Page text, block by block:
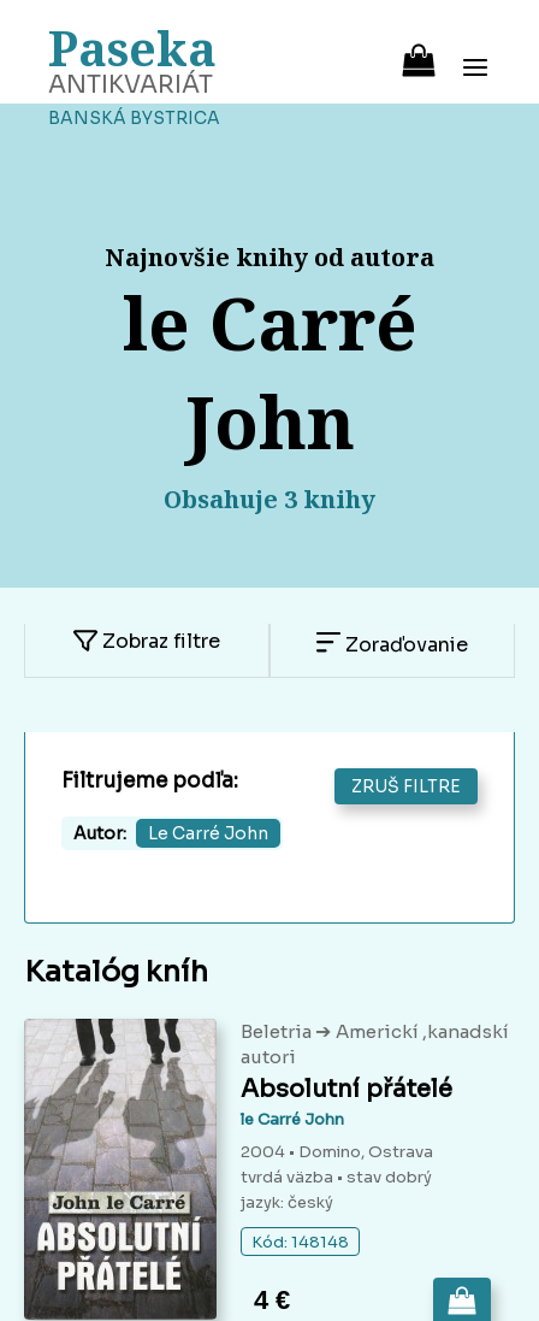
Paseka
ANTIKVARIÁT
BANSKÁ BYSTRICA
Najnovšie knihy od autora
le Carré
John
Obsahuje 3 knihy
Zobraz filtre Zoraďovanie
Filtrujeme podľa: ZRUŠ FILTRE
Autor: Le Carré John
Katalóg kníh
Beletria ➔ Americkí ,kanadskí
autori
Absolutní přátelé
le Carré John
2004 • Domino, Ostrava
tvrdá väzba • stav dobrý
jazyk: český
Kód: 148148
4 €